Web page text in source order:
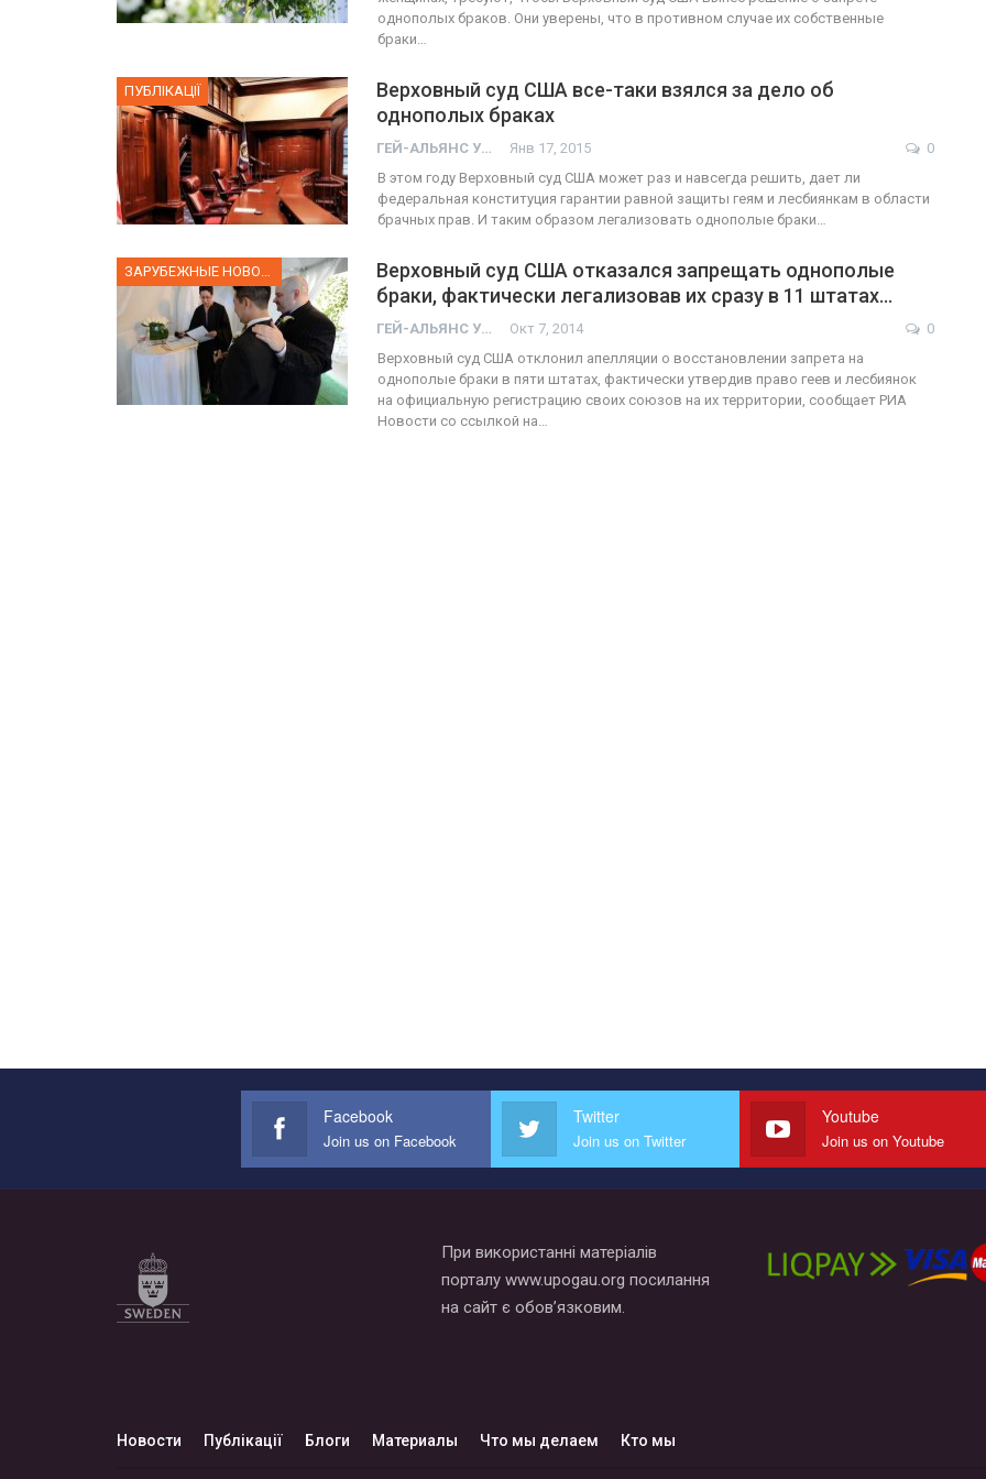
однополых браков. Они уверены, что в противном случае их собственные
браки…
ПУБЛІКАЦІЇ
Верховный суд США все-таки взялся за дело об
однополых браках
ГЕЙ-АЛЬЯНС УКРАИНА Янв 17, 2015
0
В этом году Верховный суд США может раз и навсегда решить, дает ли
федеральная конституция гарантии равной защиты геям и лесбиянкам в области
брачных прав. И таким образом легализовать однополые браки…
Верховный суд США отказался запрещать однополые
браки, фактически легализовав их сразу в 11 штатах…
ГЕЙ-АЛЬЯНС УКРАИНА Окт 7, 2014
0
Верховный суд США отклонил апелляции о восстановлении запрета на
однополые браки в пяти штатах, фактически утвердив право геев и лесбиянок
на официальную регистрацию своих союзов на их территории, сообщает РИА
Новости со ссылкой на…
Facebook
Join us on Facebook
Twitter
Join us on Twitter
Youtube
Join us on Youtube
При використанні матеріалів
порталу www.upogau.org посилання
на сайт є обов’язковим.
Новости Публікації Блоги Материалы Что мы делаем Кто мы